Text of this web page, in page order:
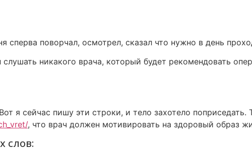
сперва поворчал, осмотрел, сказал что нужно в день
никакого врача, который будет рекомендовать
я сейчас пишу эти строки, и тело захотело
, что врач должен мотивировать на здоровый образ
слов: